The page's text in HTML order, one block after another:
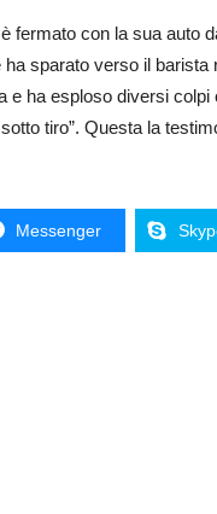
fermato con la sua auto
sparato verso il
ha esploso diversi colpi
tiro”. Questa la
Messenger